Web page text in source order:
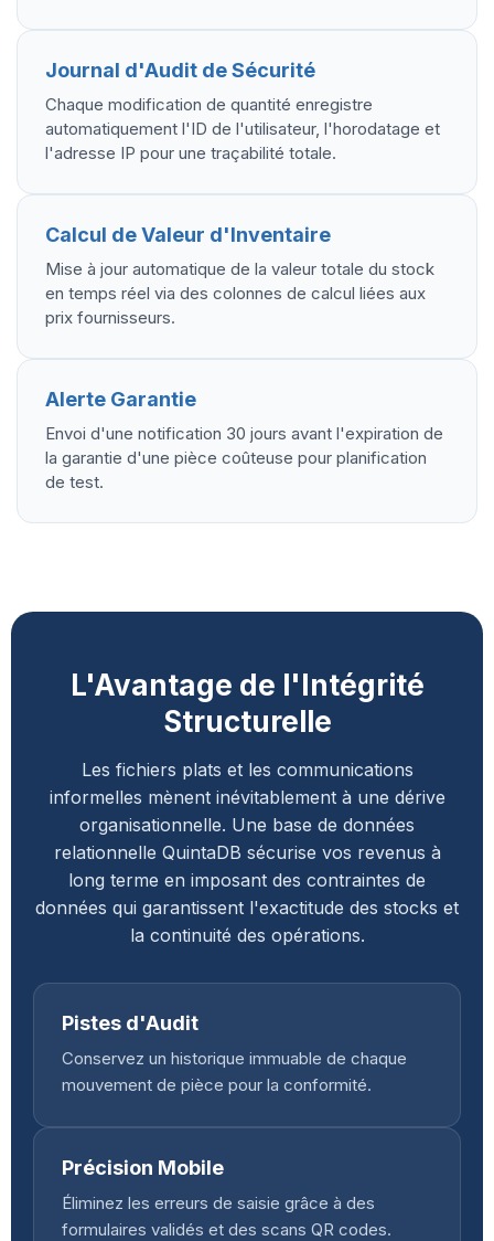
Journal d'Audit de Sécurité
Chaque modification de quantité enregistre
automatiquement l'ID de l'utilisateur, l'horodatage et
l'adresse IP pour une traçabilité totale.
Calcul de Valeur d'Inventaire
Mise à jour automatique de la valeur totale du stock
en temps réel via des colonnes de calcul liées aux
prix fournisseurs.
Alerte Garantie
Envoi d'une notification 30 jours avant l'expiration de
la garantie d'une pièce coûteuse pour planification
de test.
L'Avantage de l'Intégrité
Structurelle
Les fichiers plats et les communications
informelles mènent inévitablement à une dérive
organisationnelle. Une base de données
relationnelle QuintaDB sécurise vos revenus à
long terme en imposant des contraintes de
données qui garantissent l'exactitude des stocks et
la continuité des opérations.
Pistes d'Audit
Conservez un historique immuable de chaque
mouvement de pièce pour la conformité.
Précision Mobile
Éliminez les erreurs de saisie grâce à des
formulaires validés et des scans QR codes.